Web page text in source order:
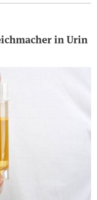
in Urin